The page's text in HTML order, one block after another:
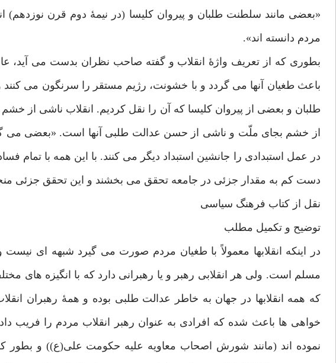
«بعضی مانند سلطنت طلبان و پیروان کلیسا (در نیمۀ دوم قرن نوزدهم)
مردم دانسته اند».
بطوری که از تعریف واژۀ انقلاب و گفته صاحب نظران بدست می
باعث طغیان آنها می گردد و با خشونت، رژیم مستقر را سرنگون می
طلبان و بعضی از پیروان کلیسا که آن را نقل کردیم. انقلاب ناشی از خشم
از خشم بجای ملّت و ناشی از حسن عدالت طلبی آنها است. «بعضی می
در عمل استبدادی را جانشین استبداد دیگر می کنند. با این همه با تمام
دست کم به مقدار جزئی در جامعه تحقق می بخشند و این تحقق جزئی
نقل از کتاب فرهنگ سیاسی
توضیح و تکمیل مطلب
در اینکه انقلابها معمولاً با طغیان مردم صورت می گیرد شبهه ای
مسلم است. ولی هر انقلابی رهبر و یا رهبرانی دارد که با انگیزه های
که همه انقلابها در جهان به خاطر عدالت طلبی بوده و همۀ رهبران
خواهی ها باعث شده که افرادی به عنوان رهبر انقلاب مردم را فریب
نموده اند (مانند شورش اصحاب معاویه علیه حکومت علی(ع)) و بطور